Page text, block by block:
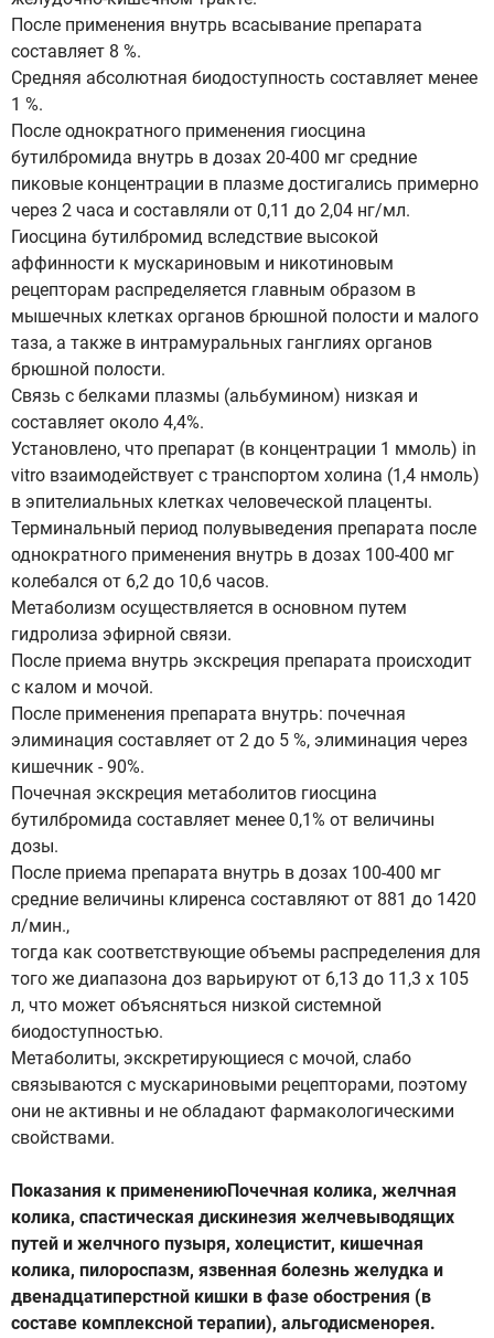
После применения внутрь всасывание препарата
составляет 8 %.
Средняя абсолютная биодоступность составляет менее
1 %.
После однократного применения гиосцина
бутилбромида внутрь в дозах 20-400 мг средние
пиковые концентрации в плазме достигались примерно
через 2 часа и составляли от 0,11 до 2,04 нг/мл.
Гиосцина бутилбромид вследствие высокой
аффинности к мускариновым и никотиновым
рецепторам распределяется главным образом в
мышечных клетках органов брюшной полости и малого
таза, а также в интрамуральных ганглиях органов
брюшной полости.
Связь с белками плазмы (альбумином) низкая и
составляет около 4,4%.
Установлено, что препарат (в концентрации 1 ммоль) in
vitro взаимодействует с транспортом холина (1,4 нмоль)
в эпителиальных клетках человеческой плаценты.
Терминальный период полувыведения препарата после
однократного применения внутрь в дозах 100-400 мг
колебался от 6,2 до 10,6 часов.
Метаболизм осуществляется в основном путем
гидролиза эфирной связи.
После приема внутрь экскреция препарата происходит
с калом и мочой.
После применения препарата внутрь: почечная
элиминация составляет от 2 до 5 %, элиминация через
кишечник - 90%.
Почечная экскреция метаболитов гиосцина
бутилбромида составляет менее 0,1% от величины
дозы.
После приема препарата внутрь в дозах 100-400 мг
средние величины клиренса составляют от 881 до 1420
л/мин.,
тогда как соответствующие объемы распределения для
того же диапазона доз варьируют от 6,13 до 11,3 х 105
л, что может объясняться низкой системной
биодоступностью.
Метаболиты, экскретирующиеся с мочой, слабо
связываются с мускариновыми рецепторами, поэтому
они не активны и не обладают фармакологическими
свойствами.
Показания к применениюПочечная колика, желчная
колика, спастическая дискинезия желчевыводящих
путей и желчного пузыря, холецистит, кишечная
колика, пилороспазм, язвенная болезнь желудка и
двенадцатиперстной кишки в фазе обострения (в
составе комплексной терапии), альгодисменорея.